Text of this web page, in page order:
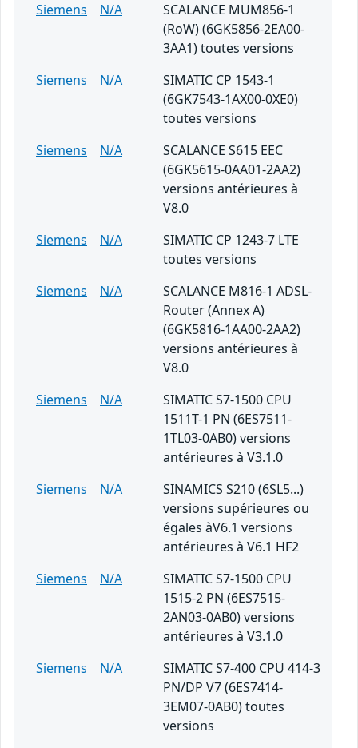
Siemens N/A
SCALANCE MUM856-1
(RoW) (6GK5856-2EA00-
3AA1) toutes versions
Siemens
N/A
SIMATIC CP 1543-1
(6GK7543-1AX00-0XE0)
toutes versions
Siemens
N/A
SCALANCE S615 EEC
(6GK5615-0AA01-2AA2)
versions antérieures à
V8.0
Siemens
N/A
SIMATIC CP 1243-7 LTE
toutes versions
Siemens
N/A
SCALANCE M816-1 ADSL-
Router (Annex A)
(6GK5816-1AA00-2AA2)
versions antérieures à
V8.0
Siemens
N/A
SIMATIC S7-1500 CPU
1511T-1 PN (6ES7511-
1TL03-0AB0) versions
antérieures à V3.1.0
Siemens
N/A
SINAMICS S210 (6SL5...)
versions supérieures ou
égales àV6.1 versions
antérieures à V6.1 HF2
Siemens
N/A
SIMATIC S7-1500 CPU
1515-2 PN (6ES7515-
2AN03-0AB0) versions
antérieures à V3.1.0
Siemens
N/A
SIMATIC S7-400 CPU 414-3
PN/DP V7 (6ES7414-
3EM07-0AB0) toutes
versions